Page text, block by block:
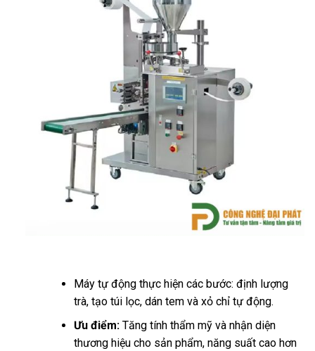
Máy tự động thực hiện các bước: định lượng
trà, tạo túi lọc, dán tem và xỏ chỉ tự động.
Ưu điểm:Tăng tính thẩm mỹ và nhận diện
thương hiệu cho sản phẩm, năng suất cao hơn